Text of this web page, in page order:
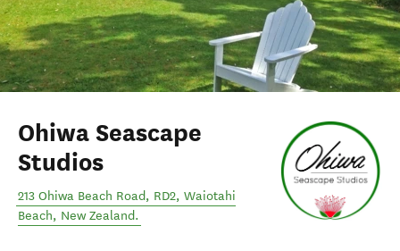
Ohiwa Seascape
Studios
213 Ohiwa Beach Road, RD2, Waiotahi
Beach, New Zealand.